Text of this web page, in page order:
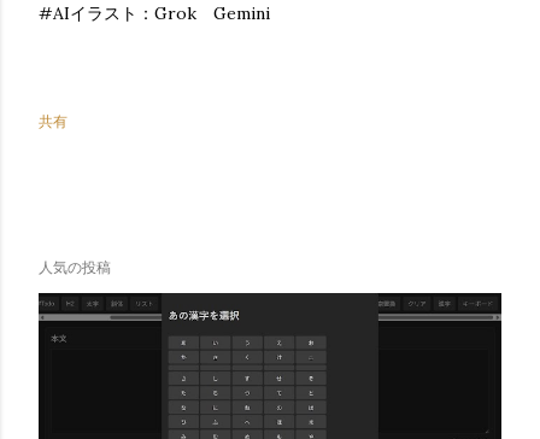
#AIイラスト：Grok Gemini
共有
人気の投稿